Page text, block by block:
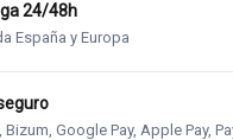
24/48h
España y Europa
Bizum, Google Pay, Apple Pay,